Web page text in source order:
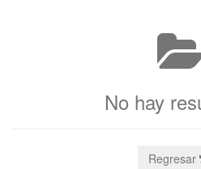
No hay
Regresar